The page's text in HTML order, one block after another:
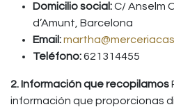
Domicilio social:C/ Anselm
d’Amunt, Barcelona
Email:
Teléfono:621314455
2. Información que recopilamos
información que proporcionas